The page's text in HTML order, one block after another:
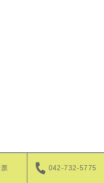
042-732-5775